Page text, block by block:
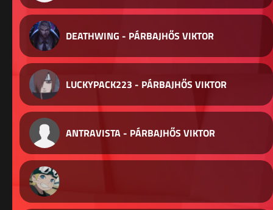
DEATHWING - PÁRBAJHŐS VIKTOR
LUCKYPACK223 - PÁRBAJHŐS VIKTOR
ANTRAVISTA - PÁRBAJHŐS VIKTOR